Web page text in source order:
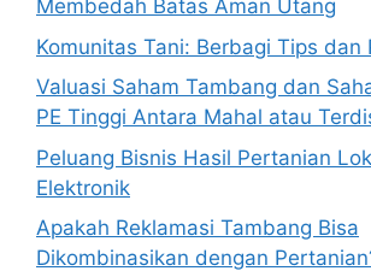
Membedah Batas Aman Utang
Komunitas Tani: Berbagi Tips dan
Valuasi Saham Tambang dan
PE Tinggi Antara Mahal atau
Peluang Bisnis Hasil Pertanian
Elektronik
Apakah Reklamasi Tambang Bisa
Dikombinasikan dengan